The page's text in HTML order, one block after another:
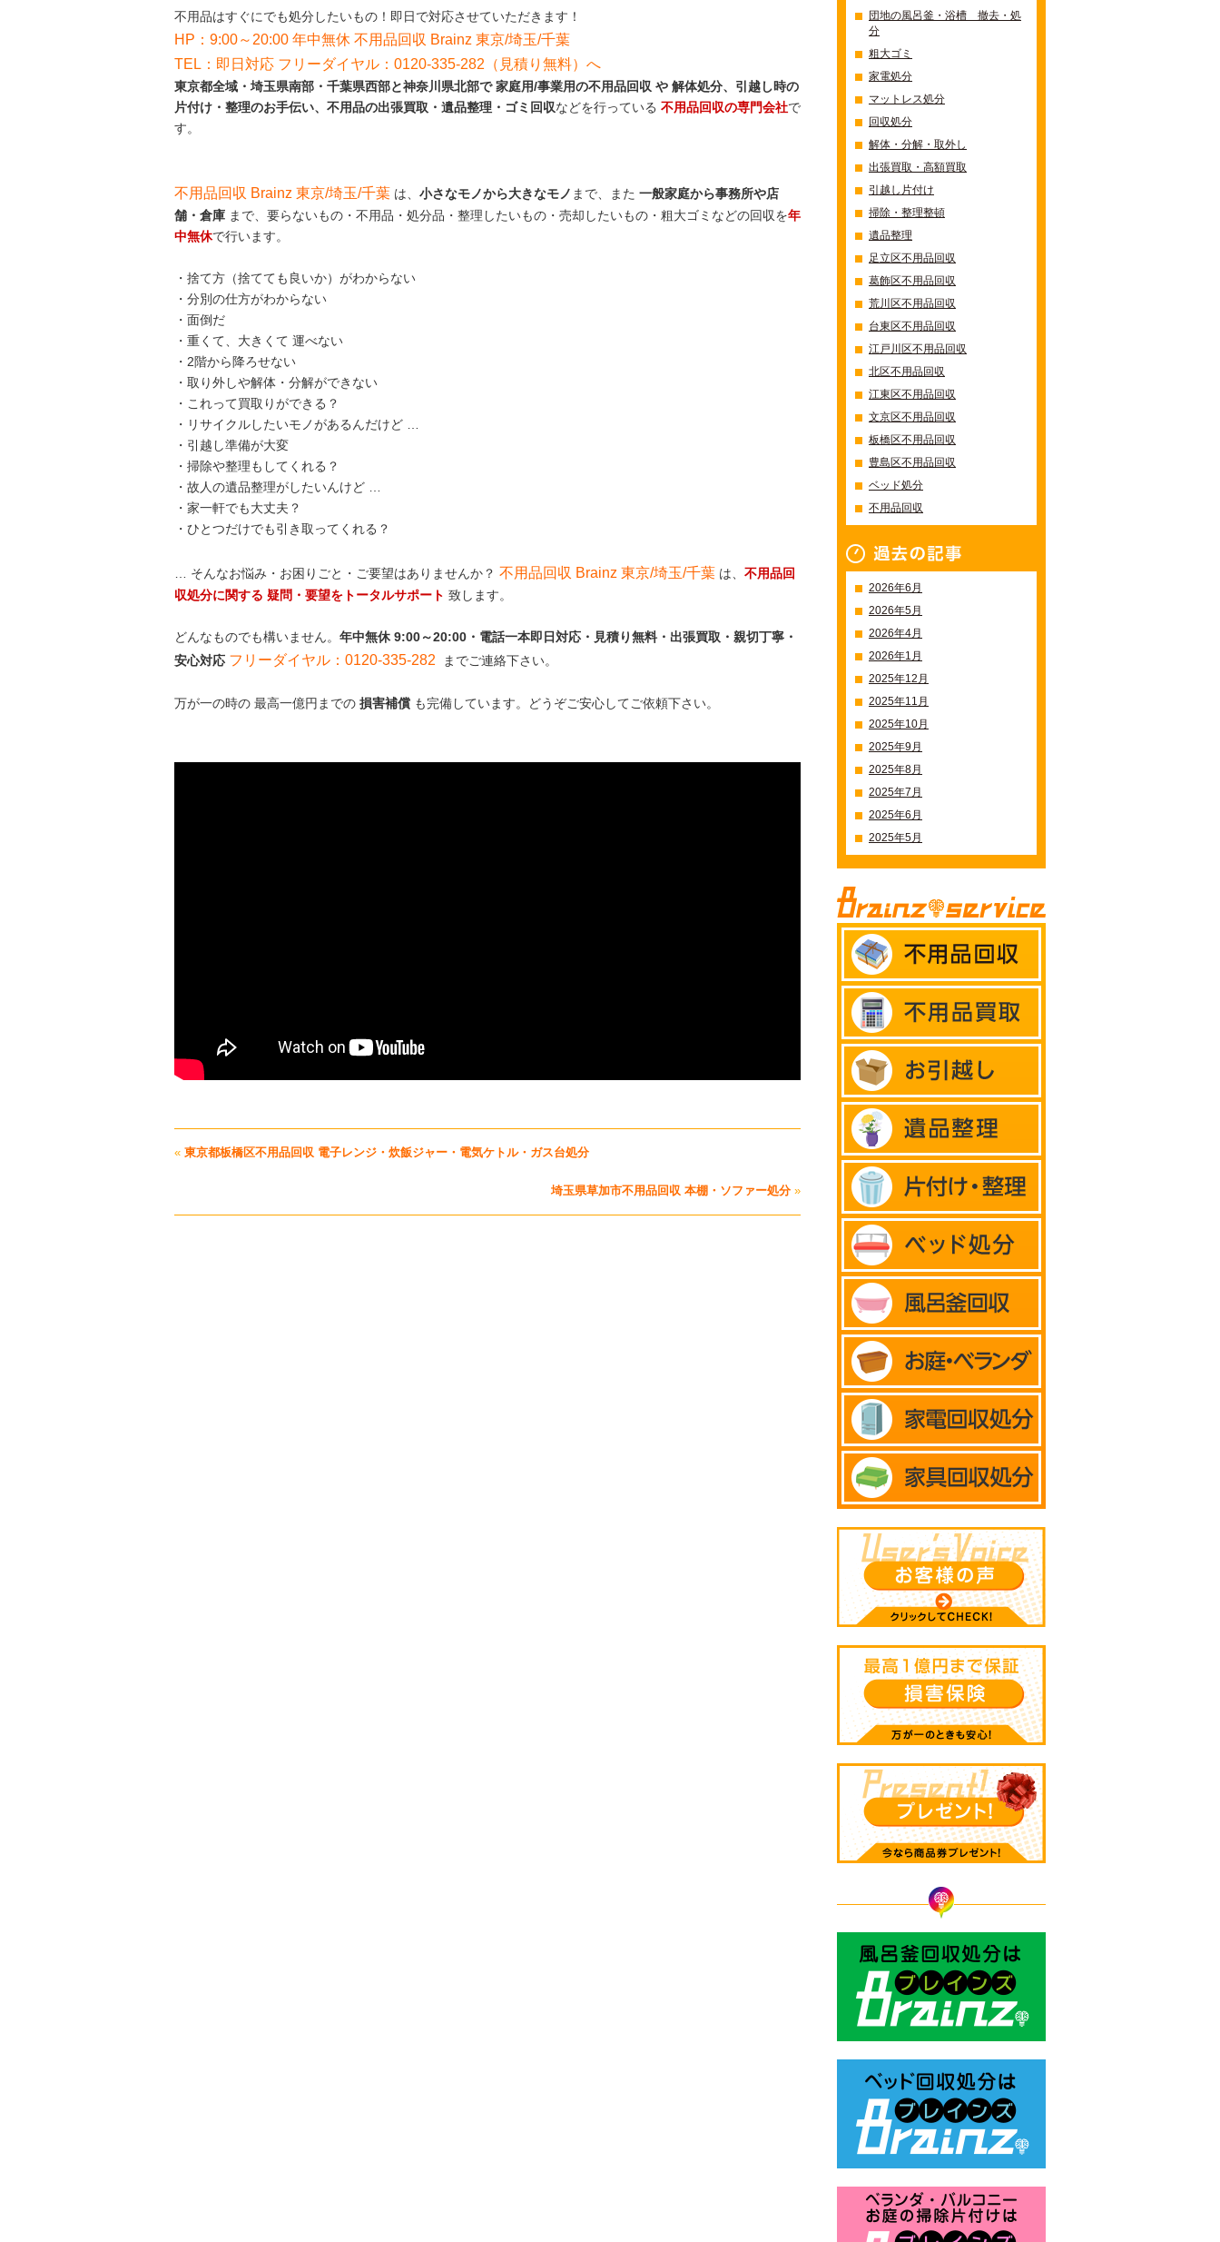
不用品はすぐにでも処分したいもの！即日で対応させていただきます！
HP：9:00～20:00 年中無休 不用品回収 Brainz 東京/埼玉/千葉
TEL：即日対応 フリーダイヤル：0120-335-282（見積り無料）へ
東京都全域・埼玉県南部・千葉県西部と神奈川県北部で 家庭用/事業用の不用品回収 や 解体処分、引越し時の
片付け・整理のお手伝い、不用品の出張買取・遺品整理・ゴミ回収などを行っている 不用品回収の専門会社で
す。
不用品回収 Brainz 東京/埼玉/千葉 は、 小さなモノから大きなモノ まで、また 一般家庭から事務所や店
舗・倉庫 まで、要らないもの・不用品・処分品・整理したいもの・売却したいもの・粗大ゴミなどの回収を年
中無休で行います。
・捨て方（捨てても良いか）がわからない
・分別の仕方がわからない
・面倒だ
・重くて、大きくて 運べない
・2階から降ろせない
・取り外しや解体・分解ができない
・これって買取りができる？
・リサイクルしたいモノがあるんだけど …
・引越し準備が大変
・掃除や整理もしてくれる？
・故人の遺品整理がしたいんけど …
・家一軒でも大丈夫？
・ひとつだけでも引き取ってくれる？
… そんなお悩み・お困りごと・ご要望はありませんか？ 不用品回収 Brainz 東京/埼玉/千葉 は、 不用品回
収処分に関する 疑問・要望をトータルサポート 致します。
どんなものでも構いません。 年中無休 9:00～20:00・電話一本即日対応・見積り無料・出張買取・親切丁寧・
安心対応 フリーダイヤル：0120-335-282 までご連絡下さい。
万が一の時の 最高一億円までの 損害補償 も完備しています。どうぞご安心してご依頼下さい。
« 東京都板橋区不用品回収 電子レンジ・炊飯ジャー・電気ケトル・ガス台処分
埼玉県草加市不用品回収 本棚・ソファー処分»
団地の風呂釜・浴槽 撤去・処
分
粗大ゴミ
家電処分
マットレス処分
回収処分
解体・分解・取外し
出張買取・高額買取
引越し片付け
掃除・整理整頓
遺品整理
足立区不用品回収
葛飾区不用品回収
荒川区不用品回収
台東区不用品回収
江戸川区不用品回収
北区不用品回収
江東区不用品回収
文京区不用品回収
板橋区不用品回収
豊島区不用品回収
ベッド処分
不用品回収
2026年6月
2026年5月
2026年4月
2026年1月
2025年12月
2025年11月
2025年10月
2025年9月
2025年8月
2025年7月
2025年6月
2025年5月